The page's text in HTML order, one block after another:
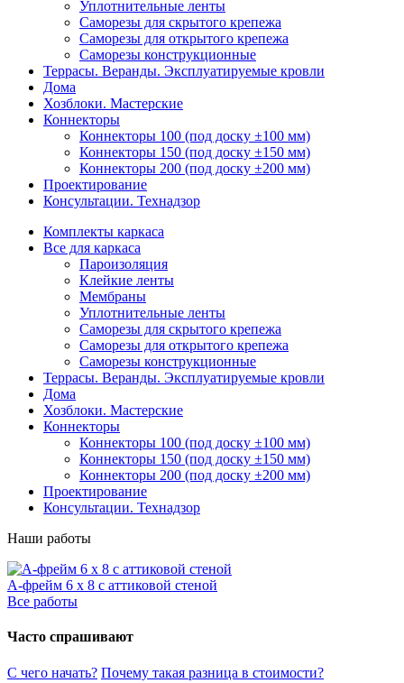
Уплотнительные ленты
Саморезы для скрытого крепежа
Саморезы для открытого крепежа
Саморезы конструкционные
Террасы. Веранды. Эксплуатируемые кровли
Дома
Хозблоки. Мастерские
Коннекторы
Коннекторы 100 (под доску ±100 мм)
Коннекторы 150 (под доску ±150 мм)
Коннекторы 200 (под доску ±200 мм)
Проектирование
Консультации. Технадзор
Комплекты каркаса
Все для каркаса
Пароизоляция
Клейкие ленты
Мембраны
Уплотнительные ленты
Саморезы для скрытого крепежа
Саморезы для открытого крепежа
Саморезы конструкционные
Террасы. Веранды. Эксплуатируемые кровли
Дома
Хозблоки. Мастерские
Коннекторы
Коннекторы 100 (под доску ±100 мм)
Коннекторы 150 (под доску ±150 мм)
Коннекторы 200 (под доску ±200 мм)
Проектирование
Консультации. Технадзор
Наши работы
А-фрейм 6 х 8 с аттиковой стеной
Все работы
Часто спрашивают
С чего начать? Почему такая разница в стоимости?